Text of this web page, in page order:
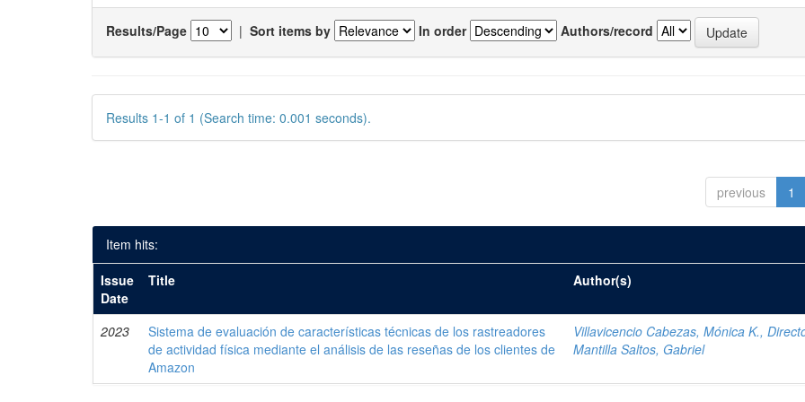
Results/Page | Sort items by In order Authors/record
Results 1-1 of 1 (Search time: 0.001 seconds).
previous 1
Item hits:
Issue
Date
Title Author(s)
2023
Sistema de evaluación de características técnicas de los rastreadores
de actividad física mediante el análisis de las reseñas de los clientes de
Amazon
Villavicencio Cabezas, Mónica K.,
Mantilla Saltos, Gabriel